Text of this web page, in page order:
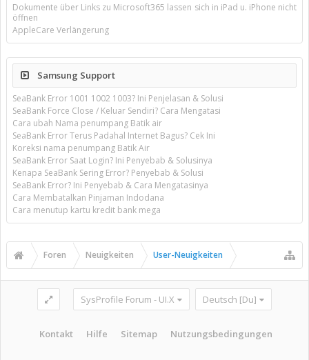
Dokumente über Links zu Microsoft365 lassen sich in iPad u. iPhone nicht
öffnen
AppleCare Verlängerung
Samsung Support
SeaBank Error 1001 1002 1003? Ini Penjelasan & Solusi
SeaBank Force Close / Keluar Sendiri? Cara Mengatasi
Cara ubah Nama penumpang Batik air
SeaBank Error Terus Padahal Internet Bagus? Cek Ini
Koreksi nama penumpang Batik Air
SeaBank Error Saat Login? Ini Penyebab & Solusinya
Kenapa SeaBank Sering Error? Penyebab & Solusi
SeaBank Error? Ini Penyebab & Cara Mengatasinya
Cara Membatalkan Pinjaman Indodana
Cara menutup kartu kredit bank mega
Foren Neuigkeiten User-Neuigkeiten
SysProfile Forum - UI.X Deutsch [Du]
Kontakt Hilfe Sitemap Nutzungsbedingungen